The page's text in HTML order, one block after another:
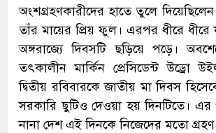
অংশগ্রহণকারীদের হাতে তুলে দিয়েছিলেন
তাঁর মায়ের প্রিয় ফুল। এরপর ধীরে ধীরে
অঙ্গরাজ্যে দিবসটি ছড়িয়ে পড়ে।
তৎকালীন মার্কিন প্রেসিডেন্ট উড্রো
দ্বিতীয় রবিবারকে জাতীয় মা দিবস
সরকারি ছুটিও দেওয়া হয় দিনটিতে। এর
নানা দেশ এই দিনকে নিজেদের মতো